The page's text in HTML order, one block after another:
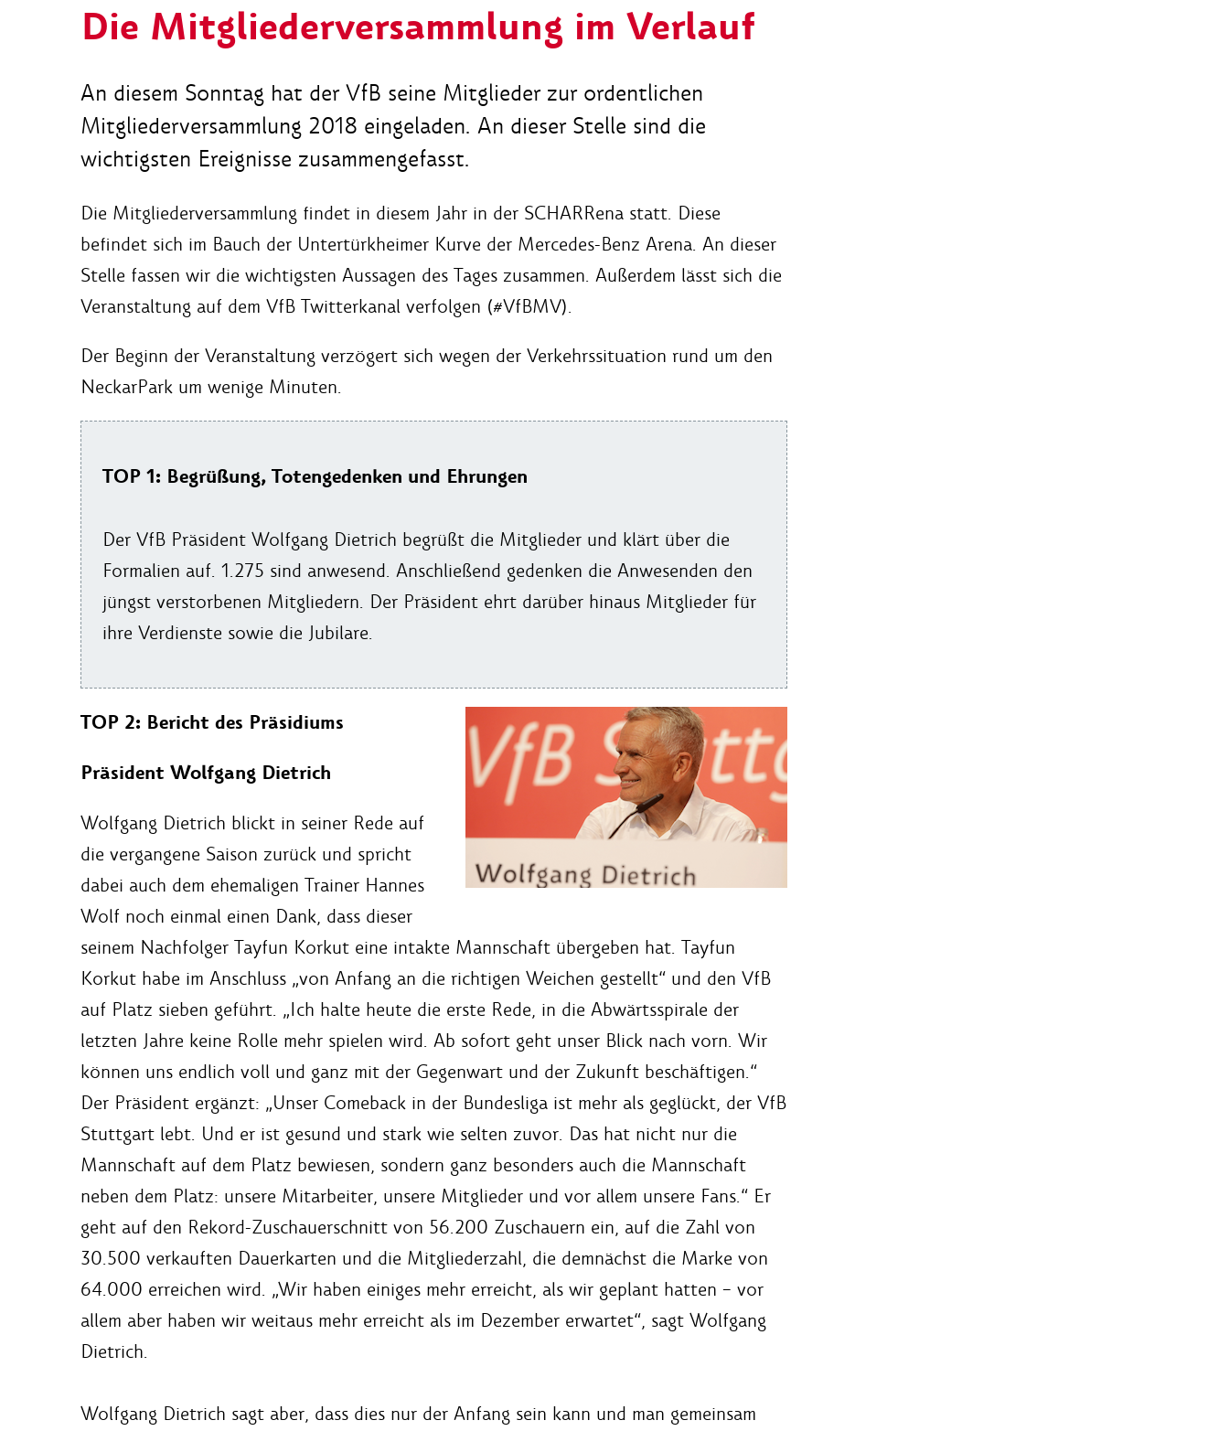
Die Mitgliederversammlung im Verlauf
An diesem Sonntag hat der VfB seine Mitglieder zur ordentlichen
Mitgliederversammlung 2018 eingeladen. An dieser Stelle sind die
wichtigsten Ereignisse zusammengefasst.
Die Mitgliederversammlung findet in diesem Jahr in der SCHARRena statt. Diese
befindet sich im Bauch der Untertürkheimer Kurve der Mercedes-Benz Arena. An dieser
Stelle fassen wir die wichtigsten Aussagen des Tages zusammen. Außerdem lässt sich die
Veranstaltung auf dem VfB Twitterkanal verfolgen (#VfBMV).
Der Beginn der Veranstaltung verzögert sich wegen der Verkehrssituation rund um den
NeckarPark um wenige Minuten.
TOP 1: Begrüßung, Totengedenken und Ehrungen
Der VfB Präsident Wolfgang Dietrich begrüßt die Mitglieder und klärt über die
Formalien auf. 1.275 sind anwesend. Anschließend gedenken die Anwesenden den
jüngst verstorbenen Mitgliedern. Der Präsident ehrt darüber hinaus Mitglieder für
ihre Verdienste sowie die Jubilare.
TOP 2: Bericht des Präsidiums
Präsident Wolfgang Dietrich
Wolfgang Dietrich blickt in seiner Rede auf
die vergangene Saison zurück und spricht
dabei auch dem ehemaligen Trainer Hannes
Wolf noch einmal einen Dank, dass dieser
seinem Nachfolger Tayfun Korkut eine intakte Mannschaft übergeben hat. Tayfun
Korkut habe im Anschluss „von Anfang an die richtigen Weichen gestellt“ und den VfB
auf Platz sieben geführt. „Ich halte heute die erste Rede, in die Abwärtsspirale der
letzten Jahre keine Rolle mehr spielen wird. Ab sofort geht unser Blick nach vorn. Wir
können uns endlich voll und ganz mit der Gegenwart und der Zukunft beschäftigen.“
Der Präsident ergänzt: „Unser Comeback in der Bundesliga ist mehr als geglückt, der VfB
Stuttgart lebt. Und er ist gesund und stark wie selten zuvor. Das hat nicht nur die
Mannschaft auf dem Platz bewiesen, sondern ganz besonders auch die Mannschaft
neben dem Platz: unsere Mitarbeiter, unsere Mitglieder und vor allem unsere Fans.“ Er
geht auf den Rekord-Zuschauerschnitt von 56.200 Zuschauern ein, auf die Zahl von
30.500 verkauften Dauerkarten und die Mitgliederzahl, die demnächst die Marke von
64.000 erreichen wird. „Wir haben einiges mehr erreicht, als wir geplant hatten – vor
allem aber haben wir weitaus mehr erreicht als im Dezember erwartet“, sagt Wolfgang
Dietrich.
Wolfgang Dietrich sagt aber, dass dies nur der Anfang sein kann und man gemeinsam